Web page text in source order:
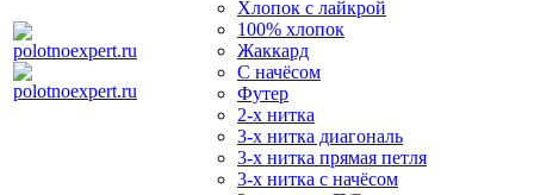
Хлопок с лайкрой
100% хлопок
Жаккард
С начёсом
Футер
2-х нитка
3-х нитка диагональ
3-х нитка прямая петля
3-х нитка с начёсом